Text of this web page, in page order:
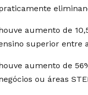
aumento de
superior entre
aumento de
ou áreas